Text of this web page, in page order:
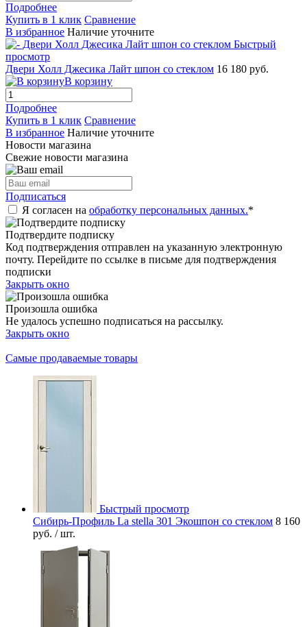
Подробнее
Купить в 1 клик Сравнение
В избранное Наличие уточните
Быстрый
просмотр
Двери Холл Джесика Лайт шпон со стеклом 16 180 руб.
В корзину
Подробнее
Купить в 1 клик Сравнение
В избранное Наличие уточните
Новости магазина
Свежие новости магазина
Подписаться
Я согласен на обработку персональных данных.*
Подтвердите подписку
Код подтверждения отправлен на указанную электронную
почту. Перейдите по ссылке в письме для подтверждения
подписки
Закрыть окно
Произошла ошибка
Не удалось успешно подписаться на рассылку.
Закрыть окно
Самые продаваемые товары
Быстрый просмотр
Сибирь-Профиль La stella 301 Экошпон со стеклом 8 160
руб. / шт.